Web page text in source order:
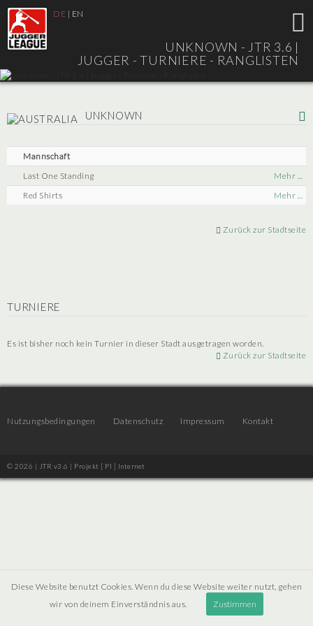
DE | EN
UNKNOWN - JTR 3.6 |
JUGGER - TURNIERE - RANGLISTEN
UNKNOWN
Mannschaft
Last One Standing
Mehr ...
Red Shirts
Mehr ...
Zurück zur Stadtseite
TURNIERE
Es ist bisher noch kein Turnier in dieser Stadt ausgetragen worden.
Zurück zur Stadtseite
Nutzungsbedingungen Datenschutz Impressum Kontakt
© 2026 | JTR v3.6 | Projekt [ PI ] Internet
Diese Website benutzt Cookies. Wenn du diese Website weiter nutzt, gehen
wir von deinem Einverständnis aus.
Zustimmen